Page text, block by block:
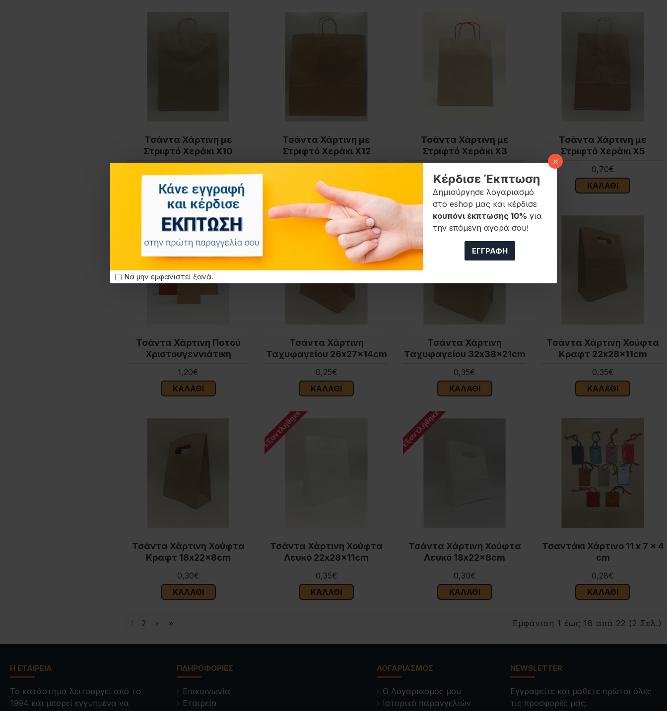
Κέρδισε Έκπτωση
Δημιούργησε λογαριασμό
στο eshop μας και κέρδισε
κουπόνι έκπτωσης 10% για
την επόμενη αγορά σου!
ΕΓΓΡΑΦΉ
Να μην εμφανιστεί ξανά.
Τσάντα Χάρτινη με
Στριφτό Χεράκι Χ10
0,90€
ΚΑΛΆΘΙ
Τσάντα Χάρτινη με
Στριφτό Χεράκι Χ12
1,20€
ΚΑΛΆΘΙ
Τσάντα Χάρτινη με
Στριφτό Χεράκι Χ3
ΚΑΛΆΘΙ
Τσάντα Χάρτινη με
Στριφτό Χεράκι Χ5
0,70€
ΚΑΛΆΘΙ
Τσάντα Χάρτινη Ποτού
Χριστουγεννιάτικη
1,20€
ΚΑΛΆΘΙ
Τσάντα Χάρτινη
Ταχυφαγείου 26x27x14cm
0,25€
ΚΑΛΆΘΙ
Τσάντα Χάρτινη
Ταχυφαγείου 32x38x21cm
0,35€
ΚΑΛΆΘΙ
Τσάντα Χάρτινη Χούφτα
Κραφτ 22x28x11cm
0,35€
ΚΑΛΆΘΙ
Τσάντα Χάρτινη Χούφτα
Κραφτ 18x22x8cm
0,30€
ΚΑΛΆΘΙ
Εξαντλήθηκε
Τσάντα Χάρτινη Χούφτα
Λευκό 22x28x11cm
0,35€
ΚΑΛΆΘΙ
Εξαντλήθηκε
Τσάντα Χάρτινη Χούφτα
Λευκό 18x22x8cm
0,30€
ΚΑΛΆΘΙ
Τσαντάκι Χάρτινο 11 x 7 x 4
cm
0,28€
ΚΑΛΆΘΙ
1 2 Εμφάνιση 1 έως 16 από 22 (2 Σελ.)
Η ΕΤΑΙΡΕΊΑ
Το κατάστημα λειτουργεί από το
1994 και μπορεί εγγυημένα να
ΠΛΗΡΟΦΟΡΊΕΣ
Επικοινωνία
Εταιρεία
ΛΟΓΑΡΙΑΣΜΌΣ
Ο Λογαριασμός μου
Ιστορικό παραγγελιών
NEWSLETTER
Εγγραφείτε και μάθετε πρώτοι όλες
τις προσφορές μας.